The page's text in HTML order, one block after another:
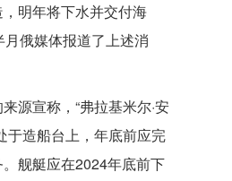
明年将下水并交付海
俄媒体报道了上述消
源宣称，“弗拉基米尔·安
于造船台上，年底前应完
舰艇应在2024年底前下